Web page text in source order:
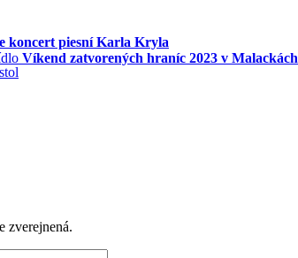
koncert piesní Karla Kryla
Víkend zatvorených hraníc 2023 v Malackách
zverejnená.